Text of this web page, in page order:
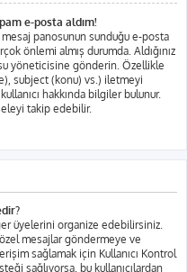
e-posta aldım!
mesaj panosunun sunduğu e-posta
önlemi almış durumda. Aldığınız
yöneticisine gönderin. Özellikle
subject (konu) vs.) iletmeyi
hakkında bilgiler bulunur.
takip edebilir.
üyelerini organize edebilirsiniz.
mesajlar göndermeye ve
sağlamak için Kullanıcı Kontrol
sağlıyorsa, bu kullanıcılardan